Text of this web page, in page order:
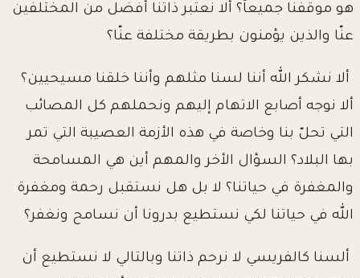
هو موقفنا جميعاً؟ ألا نعتبر ذاتنا أفضل من المختلفين
عنّا والذين يؤمنون بطريقة مختلفة عنّا؟
ألا نشكر الله أننا لسنا مثلهم وأننا خلقنا مسيحيين؟
ألا نوجه أصابع الاتهام إليهم ونحملهم كل المصائب
التي تحلّ بنا وخاصة في هذه الأزمة العصيبة التي تمر
بها البلاد؟ السؤال الأخر والمهم أين هي المسامحة
والمغفرة في حياتنا؟ لا بل هل نستقبل رحمة ومغفرة
الله في حياتنا لكي نستطيع بدرونا أن نسامح ونغفر؟
ألسنا كالفريسي لا نرحم ذاتنا وبالتالي لا نستطيع أن